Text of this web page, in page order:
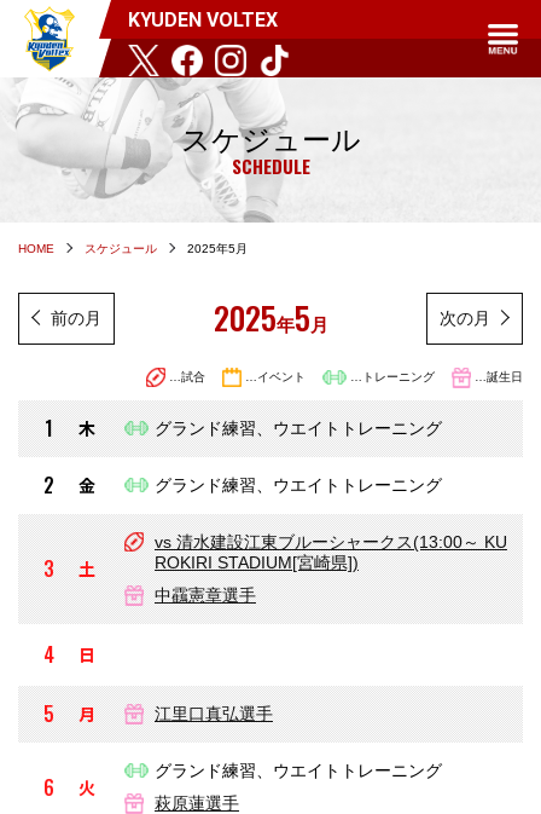
KYUDEN VOLTEX
スケジュール
SCHEDULE
HOME スケジュール 2025年5月
前の月 2025年5 月 次の月
…試合 …イベント …トレーニング …誕生日
1 木 グランド練習、ウエイトトレーニング
2 金 グランド練習、ウエイトトレーニング
3 土
vs 清水建設江東ブルーシャークス(13:00～ KU
ROKIRI STADIUM[宮崎県])
中靍憲章選手
4 日
5 月 江里口真弘選手
6 火
グランド練習、ウエイトトレーニング
萩原蓮選手